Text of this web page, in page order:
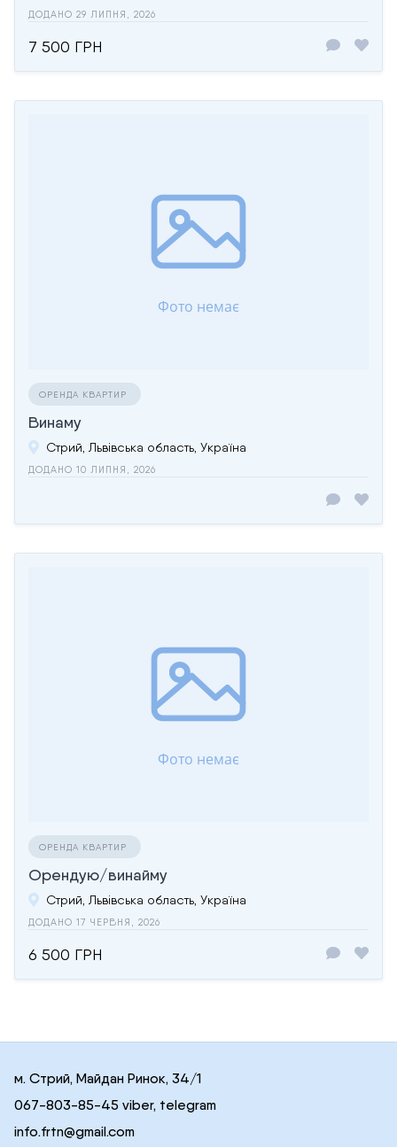
ДОДАНО 29 ЛИПНЯ, 2026
7 500 ГРН
ОРЕНДА КВАРТИР
Винаму
Стрий, Львівська область, Україна
ДОДАНО 10 ЛИПНЯ, 2026
ОРЕНДА КВАРТИР
Орендую/винайму
Стрий, Львівська область, Україна
ДОДАНО 17 ЧЕРВНЯ, 2026
6 500 ГРН
м. Стрий, Майдан Ринок, 34/1
067-803-85-45 viber, telegram
info.frtn@gmail.com